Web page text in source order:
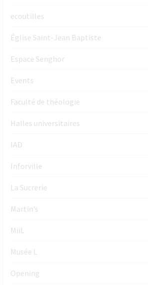
ecoutilles
Église Saint-Jean Baptiste
Espace Senghor
Events
Faculté de théologie
Halles universitaires
IAD
Inforville
La Sucrerie
Martin’s
MiiL
Musée L
Opening